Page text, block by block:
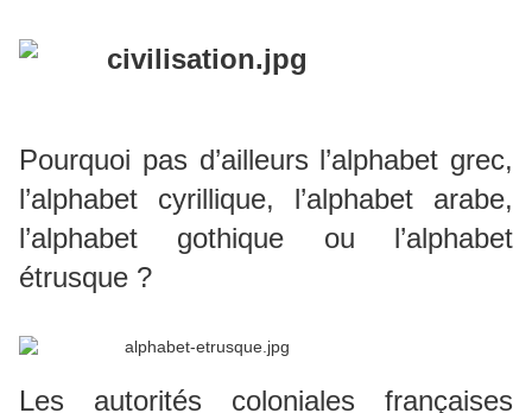
Pourquoi pas d’ailleurs l’alphabet grec,
l’alphabet cyrillique, l’alphabet arabe,
l’alphabet gothique ou l’alphabet
étrusque ?
Les autorités coloniales françaises